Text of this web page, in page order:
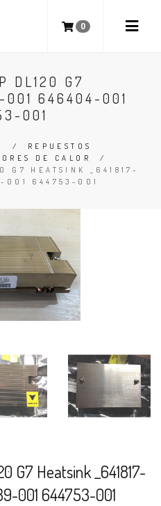
0
DL120 G7
001 646404-001
001
/ REPUESTOS
DE CALOR
/
G7 HEATSINK _641817-
644753-001
G7 Heatsink _641817-
001 644753-001